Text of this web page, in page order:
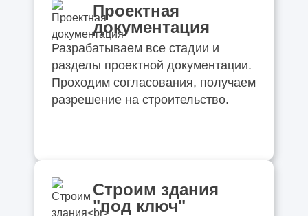
Проектная
документация
Разрабатываем все стадии и
разделы проектной документации.
Проходим согласования, получаем
разрешение на строительство.
Строим здания
"под ключ"